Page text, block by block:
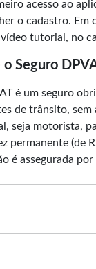
acesso ao
o cadastro. Em
tutorial, no
Seguro
é um seguro
de trânsito,
seja motorista,
permanente (de
é assegurada